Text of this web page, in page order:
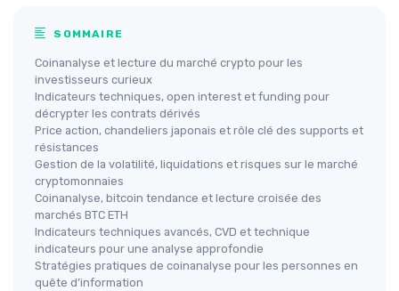
SOMMAIRE
Coinanalyse et lecture du marché crypto pour les
investisseurs curieux
Indicateurs techniques, open interest et funding pour
décrypter les contrats dérivés
Price action, chandeliers japonais et rôle clé des supports et
résistances
Gestion de la volatilité, liquidations et risques sur le marché
cryptomonnaies
Coinanalyse, bitcoin tendance et lecture croisée des
marchés BTC ETH
Indicateurs techniques avancés, CVD et technique
indicateurs pour une analyse approfondie
Stratégies pratiques de coinanalyse pour les personnes en
quête d’information